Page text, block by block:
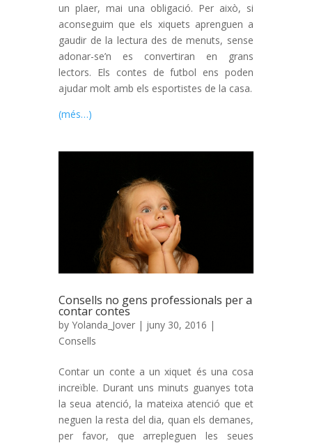
un plaer, mai una obligació. Per això, si
aconseguim que els xiquets aprenguen a
gaudir de la lectura des de menuts, sense
adonar-se’n es convertiran en grans
lectors. Els contes de futbol ens poden
ajudar molt amb els esportistes de la casa.
(més…)
Consells no gens professionals per a
contar contes
by Yolanda_Jover | juny 30, 2016 |
Consells
Contar un conte a un xiquet és una cosa
increïble. Durant uns minuts guanyes tota
la seua atenció, la mateixa atenció que et
neguen la resta del dia, quan els demanes,
per favor, que arrepleguen les seues